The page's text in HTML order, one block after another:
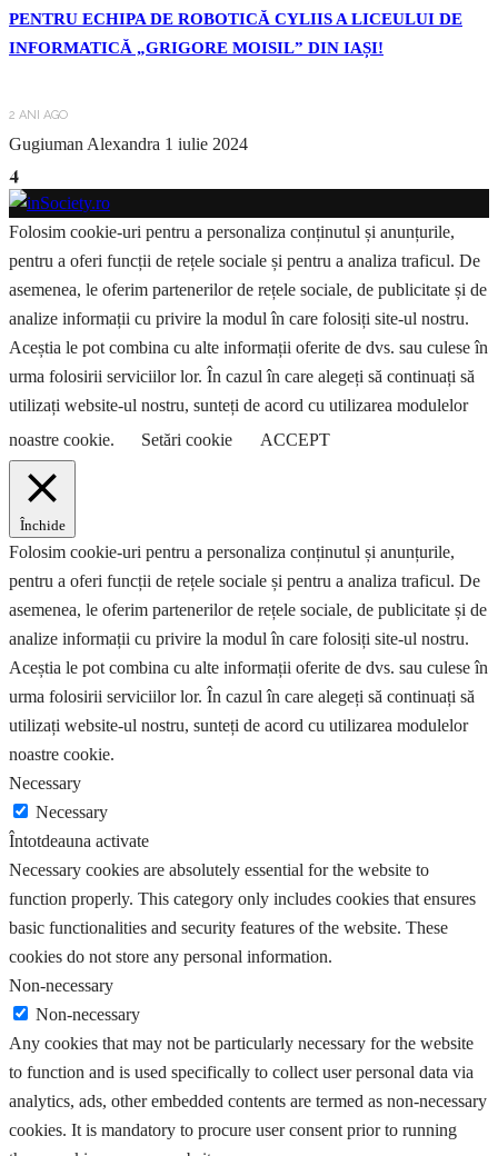
PENTRU ECHIPA DE ROBOTICĂ CYLIIS A LICEULUI DE
INFORMATICĂ „GRIGORE MOISIL” DIN IAȘI!
2 ANI AGO
Gugiuman Alexandra 1 iulie 2024
4
Folosim cookie-uri pentru a personaliza conținutul și anunțurile,
pentru a oferi funcții de rețele sociale și pentru a analiza traficul. De
asemenea, le oferim partenerilor de rețele sociale, de publicitate și de
analize informații cu privire la modul în care folosiți site-ul nostru.
Aceștia le pot combina cu alte informații oferite de dvs. sau culese în
urma folosirii serviciilor lor. În cazul în care alegeți să continuați să
utilizați website-ul nostru, sunteți de acord cu utilizarea modulelor
noastre cookie.
Setări cookie ACCEPT
Închide
Folosim cookie-uri pentru a personaliza conținutul și anunțurile,
pentru a oferi funcții de rețele sociale și pentru a analiza traficul. De
asemenea, le oferim partenerilor de rețele sociale, de publicitate și de
analize informații cu privire la modul în care folosiți site-ul nostru.
Aceștia le pot combina cu alte informații oferite de dvs. sau culese în
urma folosirii serviciilor lor. În cazul în care alegeți să continuați să
utilizați website-ul nostru, sunteți de acord cu utilizarea modulelor
noastre cookie.
Necessary
Necessary
Întotdeauna activate
Necessary cookies are absolutely essential for the website to
function properly. This category only includes cookies that ensures
basic functionalities and security features of the website. These
cookies do not store any personal information.
Non-necessary
Non-necessary
Any cookies that may not be particularly necessary for the website
to function and is used specifically to collect user personal data via
analytics, ads, other embedded contents are termed as non-necessary
cookies. It is mandatory to procure user consent prior to running